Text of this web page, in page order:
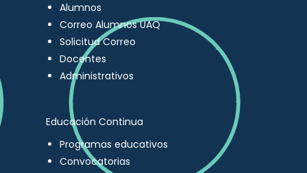
Alumnos
Correo Alumnos UAQ
Solicitud Correo
Docentes
Administrativos
Educación Continua
Programas educativos
Convocatorias